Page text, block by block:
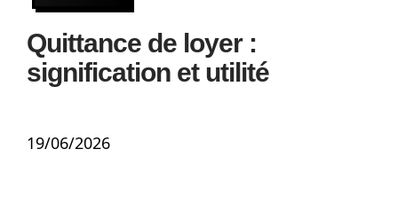
Quittance de loyer :
signification et utilité
19/06/2026